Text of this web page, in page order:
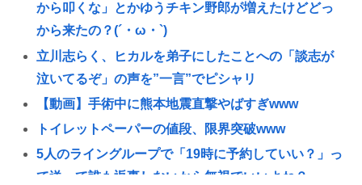
から叩くな」とかゆうチキン野郎が増えたけどどっ
から来たの？(´・ω・`)
立川志らく、ヒカルを弟子にしたことへの「談志が
泣いてるぞ」の声を”一言”でピシャリ
【動画】手術中に熊本地震直撃やばすぎwww
トイレットペーパーの値段、限界突破www
5人のライングループで「19時に予約していい？」っ
て送って誰も返事しないから無視でいいよね？